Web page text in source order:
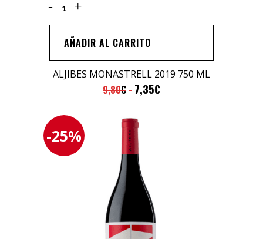
Aljibes
quantity
AÑADIR AL CARRITO
ALJIBES MONASTRELL 2019 750 ML
9,80€ 7,35€
-25%